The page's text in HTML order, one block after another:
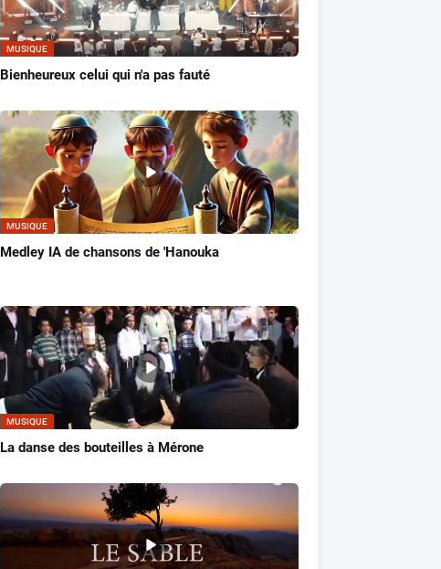
MUSIQUE
Bienheureux celui qui n'a pas fauté
MUSIQUE
Medley IA de chansons de 'Hanouka
MUSIQUE
La danse des bouteilles à Mérone